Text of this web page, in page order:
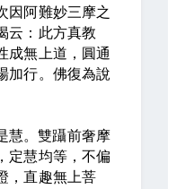
因阿難妙三摩之
云：此方真教
成無上道，圓通
加行。佛復為說
慧。雙躡前奢摩
定慧均等，不偏
，直趣無上菩